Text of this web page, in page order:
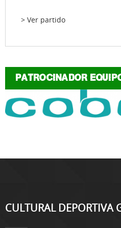
> Ver partido
PATROCINADOR
CULTURAL DEPORTIVA